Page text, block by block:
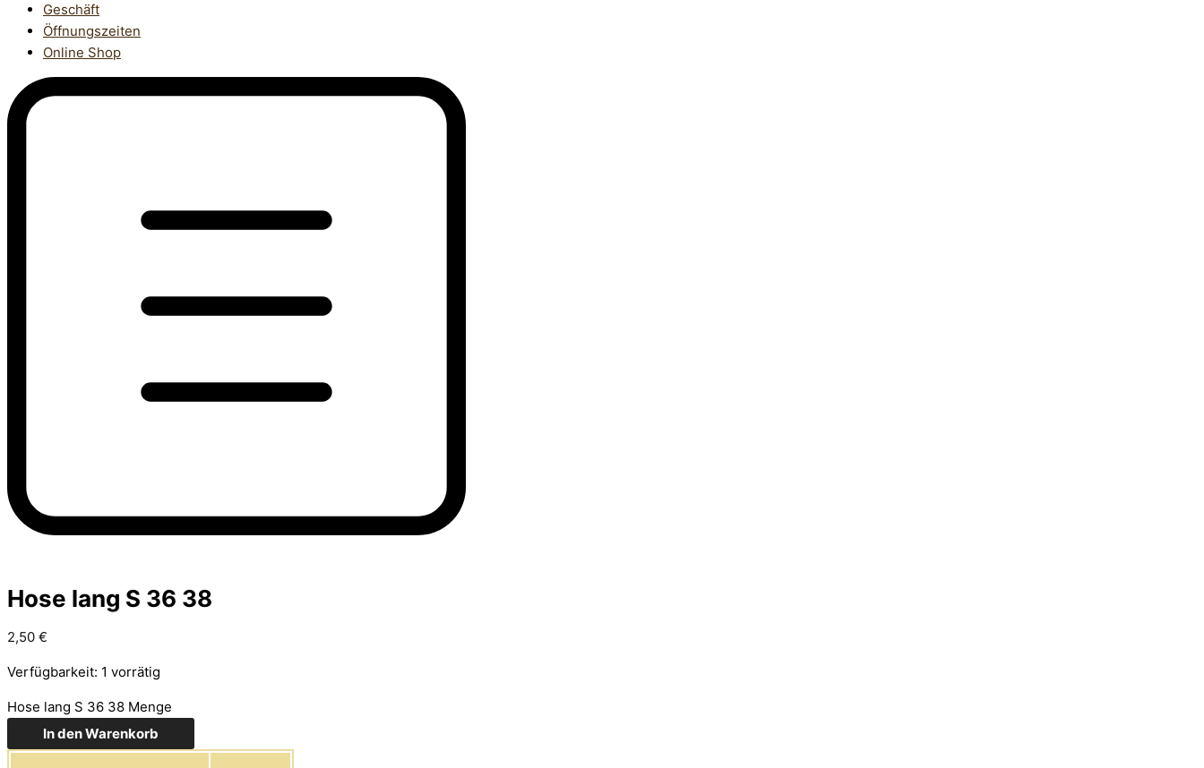
Geschäft
Öffnungszeiten
Online Shop
Hose lang S 36 38
2,50 €
Verfügbarkeit: 1 vorrätig
Hose lang S 36 38 Menge
In den Warenkorb